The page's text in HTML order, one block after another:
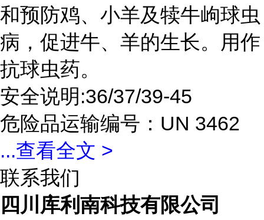
和预防鸡、小羊及犊牛岣球虫
病，促进牛、羊的生长。用作
抗球虫药。
安全说明:36/37/39-45
危险品运输编号：UN 3462
...查看全文 >
联系我们
四川库利南科技有限公司